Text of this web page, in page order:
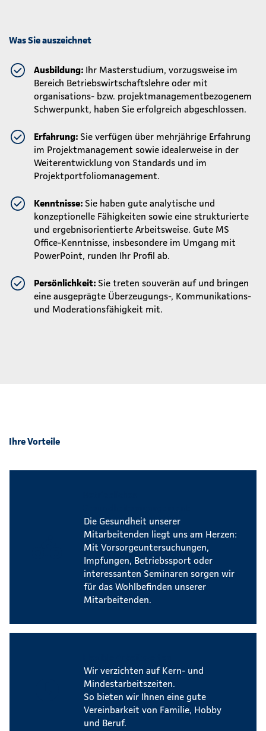
Was Sie auszeichnet
Ausbildung: Ihr Masterstudium, vorzugsweise im
Bereich Betriebswirtschaftslehre oder mit
organisations- bzw. projektmanagementbezogenem
Schwerpunkt, haben Sie erfolgreich abgeschlossen.
Erfahrung: Sie verfügen über mehrjährige Erfahrung
im Projektmanagement sowie idealerweise in der
Weiterentwicklung von Standards und im
Projektportfoliomanagement.
Kenntnisse: Sie haben gute analytische und
konzeptionelle Fähigkeiten sowie eine strukturierte
und ergebnisorientierte Arbeitsweise. Gute MS
Office-Kenntnisse, insbesondere im Umgang mit
PowerPoint, runden Ihr Profil ab.
Persönlichkeit: Sie treten souverän auf und bringen
eine ausgeprägte Überzeugungs-, Kommunikations-
und Moderationsfähigkeit mit.
Ihre Vorteile
Die Gesundheit unserer
Mitarbeitenden liegt uns am Herzen:
Mit Vorsorgeuntersuchungen,
Impfungen, Betriebssport oder
interessanten Seminaren sorgen wir
für das Wohlbefinden unserer
Mitarbeitenden.
Wir verzichten auf Kern- und
Mindestarbeitszeiten.
So bieten wir Ihnen eine gute
Vereinbarkeit von Familie, Hobby
und Beruf.